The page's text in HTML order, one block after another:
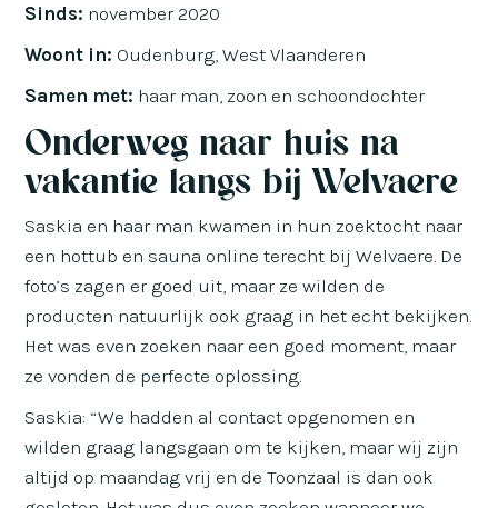
Sinds: november 2020
Woont in: Oudenburg, West Vlaanderen
Samen met: haar man, zoon en schoondochter
Onderweg naar huis na
vakantie langs bij Welvaere
Saskia en haar man kwamen in hun zoektocht naar
een hottub en sauna online terecht bij Welvaere. De
foto’s zagen er goed uit, maar ze wilden de
producten natuurlijk ook graag in het echt bekijken.
Het was even zoeken naar een goed moment, maar
ze vonden de perfecte oplossing.
Saskia: “We hadden al contact opgenomen en
wilden graag langsgaan om te kijken, maar wij zijn
altijd op maandag vrij en de Toonzaal is dan ook